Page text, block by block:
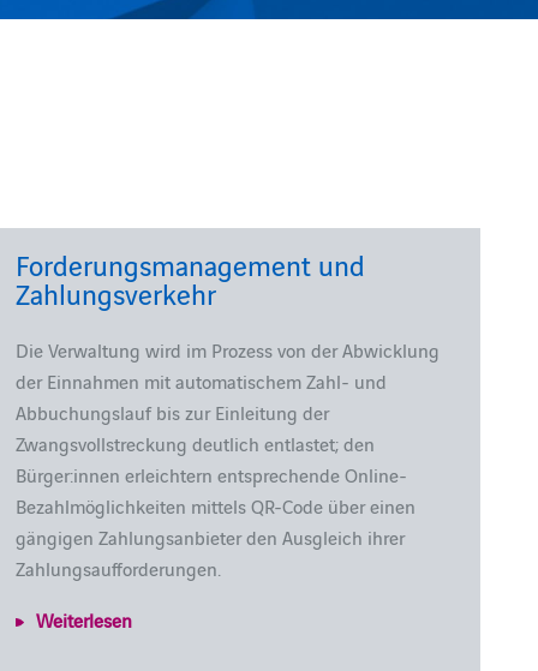
Forderungsmanagement und
Zahlungsverkehr
Die Verwaltung wird im Prozess von der Abwicklung
der Einnahmen mit automatischem Zahl- und
Abbuchungslauf bis zur Einleitung der
Zwangsvollstreckung deutlich entlastet; den
Bürger:innen erleichtern entsprechende Online-
Bezahlmöglichkeiten mittels QR-Code über einen
gängigen Zahlungsanbieter den Ausgleich ihrer
Zahlungsaufforderungen.
Weiterlesen